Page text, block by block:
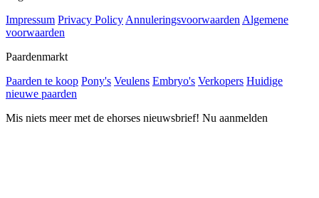
Impressum Privacy PolicyAnnuleringsvoorwaardenAlgemene
voorwaarden
Paardenmarkt
Paarden te koop Pony's Veulens Embryo's Verkopers Huidige
nieuwe paarden
Mis niets meer met de ehorses nieuwsbrief! Nu aanmelden